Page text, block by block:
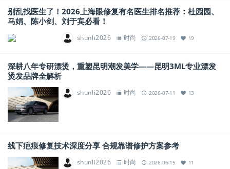
别乱找医生了！2026上海眼修复有名医生排名推荐：杜园园、
马娟、陈小剑、刘于宾必看！
shunli2026 时尚 2026-07-19 19
深耕八年专研漂烫，重塑昆明潮发美学——昆明3ML专业漂发
烫发品牌全解析
shunli2026 时尚 2026-07-11 13
线下疤痕修复技术深度分享 合规靠谱修护方案参考
shunli2026 时尚 2026-06-15 11